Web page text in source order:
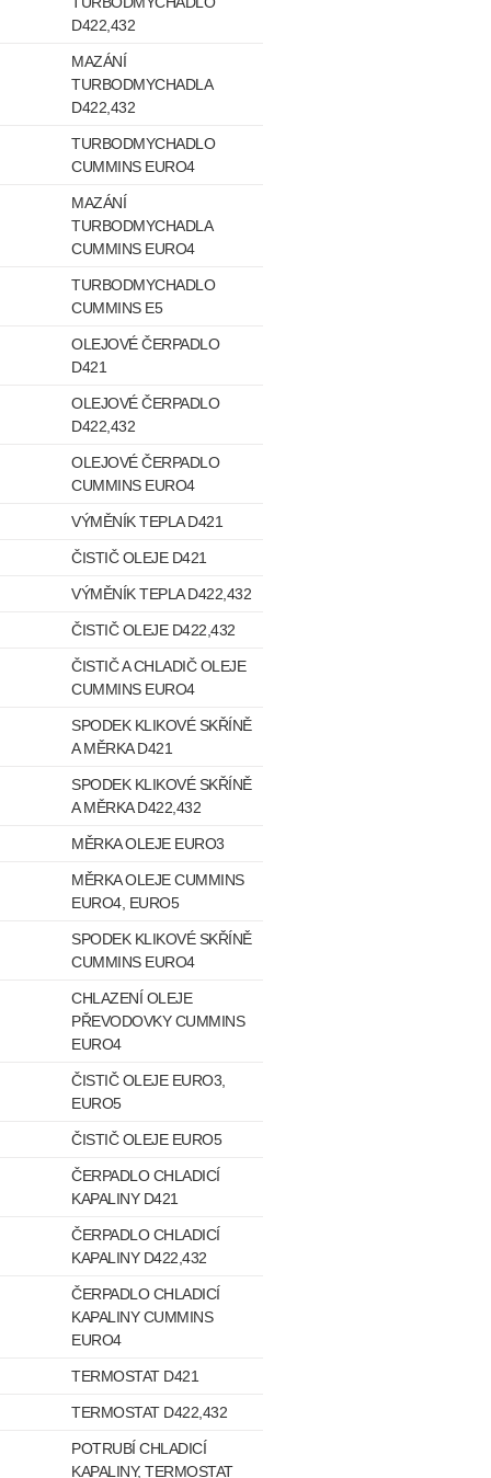
D422,432
MAZÁNÍ
TURBODMYCHADLA
D422,432
TURBODMYCHADLO
CUMMINS EURO4
MAZÁNÍ
TURBODMYCHADLA
CUMMINS EURO4
TURBODMYCHADLO
CUMMINS E5
OLEJOVÉ ČERPADLO
D421
OLEJOVÉ ČERPADLO
D422,432
OLEJOVÉ ČERPADLO
CUMMINS EURO4
VÝMĚNÍK TEPLA D421
ČISTIČ OLEJE D421
VÝMĚNÍK TEPLA D422,432
ČISTIČ OLEJE D422,432
ČISTIČ A CHLADIČ OLEJE
CUMMINS EURO4
SPODEK KLIKOVÉ SKŘÍNĚ
A MĚRKA D421
SPODEK KLIKOVÉ SKŘÍNĚ
A MĚRKA D422,432
MĚRKA OLEJE EURO3
MĚRKA OLEJE CUMMINS
EURO4, EURO5
SPODEK KLIKOVÉ SKŘÍNĚ
CUMMINS EURO4
CHLAZENÍ OLEJE
PŘEVODOVKY CUMMINS
EURO4
ČISTIČ OLEJE EURO3,
EURO5
ČISTIČ OLEJE EURO5
ČERPADLO CHLADICÍ
KAPALINY D421
ČERPADLO CHLADICÍ
KAPALINY D422,432
ČERPADLO CHLADICÍ
KAPALINY CUMMINS
EURO4
TERMOSTAT D421
TERMOSTAT D422,432
POTRUBÍ CHLADICÍ
KAPALINY, TERMOSTAT